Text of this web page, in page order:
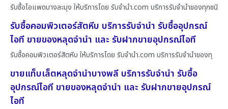
รับซื้อไอแพดบางละมุง ให้บริการโดย รับจํานํา.com บริการรับจำนำของทุกชนิ
รับซื้อคอมพิวเตอร์สัตหีบ บริการรับจำนำ รับซื้ออุปกรณ์
ไอที ขายของหลุดจำนำ และ รับฝากขายอุปกรณ์ไอที
รับซื้อคอมพิวเตอร์สัตหีบ ให้บริการโดย รับจํานํา.com บริการรับจำนำของทุ
ขายแท็บเล็ตหลุดจำนำบางพลี บริการรับจำนำ รับซื้อ
อุปกรณ์ไอที ขายของหลุดจำนำ และ รับฝากขายอุปกรณ์
ไอที